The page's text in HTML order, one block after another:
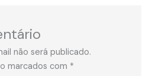
não será publicado.
marcados com *